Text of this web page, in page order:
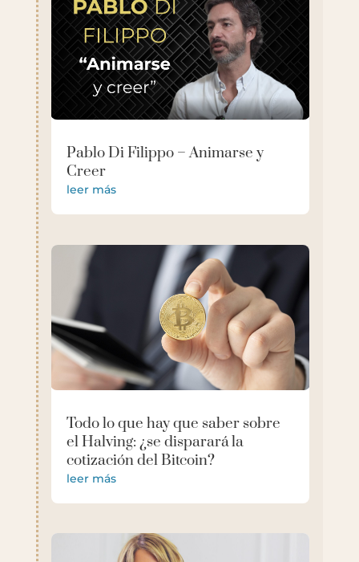
Pablo Di Filippo – Animarse y
Creer
leer más
Todo lo que hay que saber sobre
el Halving: ¿se disparará la
cotización del Bitcoin?
leer más